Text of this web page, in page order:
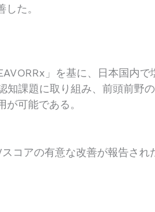
た。
」を基に、日本国内で
知課題に取り組み、前頭前野
可能である。
コアの有意な改善が報告され